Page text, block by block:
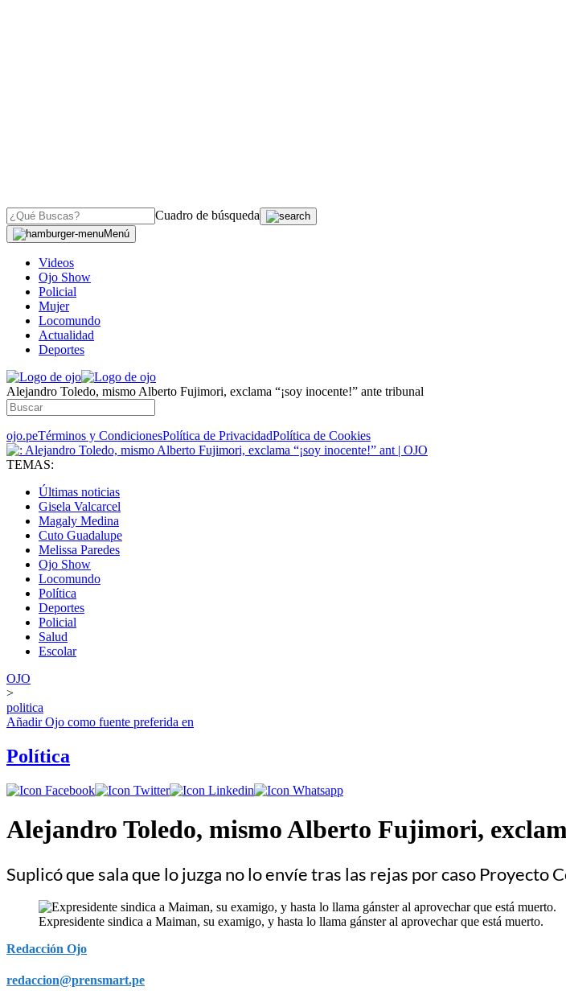
Cuadro de búsqueda
Menú
Videos
Ojo Show
Policial
Mujer
Locomundo
Actualidad
Deportes
Alejandro Toledo, mismo Alberto Fujimori, exclama “¡soy inocente!” ante tribunal
ojo.peTérminos y CondicionesPolítica de PrivacidadPolítica de Cookies
TEMAS:
Últimas noticias
Gisela Valcarcel
Magaly Medina
Cuto Guadalupe
Melissa Paredes
Ojo Show
Locomundo
Política
Deportes
Policial
Salud
Escolar
OJO
>
politica
AñadirOjo como fuente preferida en
Política
Alejandro Toledo, mismo Alberto Fujimori,
Suplicó que sala que lo juzga no lo envíe tras las rejas por caso
Expresidente sindica a Maiman, su examigo, y hasta lo llama gánster al aprovechar que está muerto.
Redacción Ojo
redaccion@prensmart.pe